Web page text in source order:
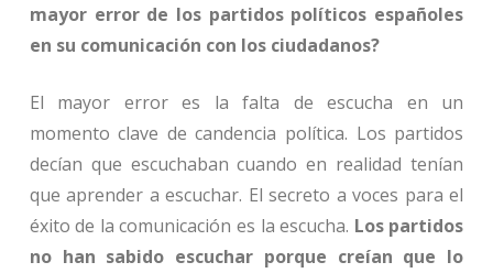
mayor error de los partidos políticos españoles
en su comunicación con los ciudadanos?
El mayor error es la falta de escucha en un
momento clave de candencia política. Los partidos
decían que escuchaban cuando en realidad tenían
que aprender a escuchar. El secreto a voces para el
éxito de la comunicación es la escucha. Los partidos
no han sabido escuchar porque creían que lo